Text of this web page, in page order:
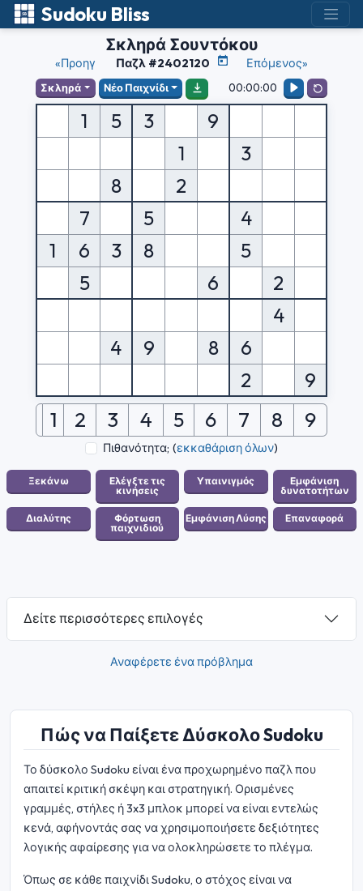
Sudoku Bliss
Σκληρά Σουντόκου
«Προηγ Παζλ #2402120 Επόμενος»
Σκληρά Νέο Παιχνίδι 00:00:00
1 5 3
9
1
3
8
2
7
5
4
1
6 3 8
5
5
6
2
4
4
9 8
6
2
9
1 2 3 4 5 6 7 8 9
Πιθανότητα; (εκκαθάριση όλων)
Δείτε περισσότερες επιλογές
Αναφέρετε ένα πρόβλημα
Πώς να Παίξετε Δύσκολο Sudoku
Το δύσκολο Sudoku είναι ένα προχωρημένο παζλ που
απαιτεί κριτική σκέψη και στρατηγική. Ορισμένες
γραμμές, στήλες ή 3x3 μπλοκ μπορεί να είναι εντελώς
κενά, αφήνοντάς σας να χρησιμοποιήσετε δεξιότητες
λογικής αφαίρεσης για να ολοκληρώσετε το πλέγμα.
Όπως σε κάθε παιχνίδι Sudoku, ο στόχος είναι να